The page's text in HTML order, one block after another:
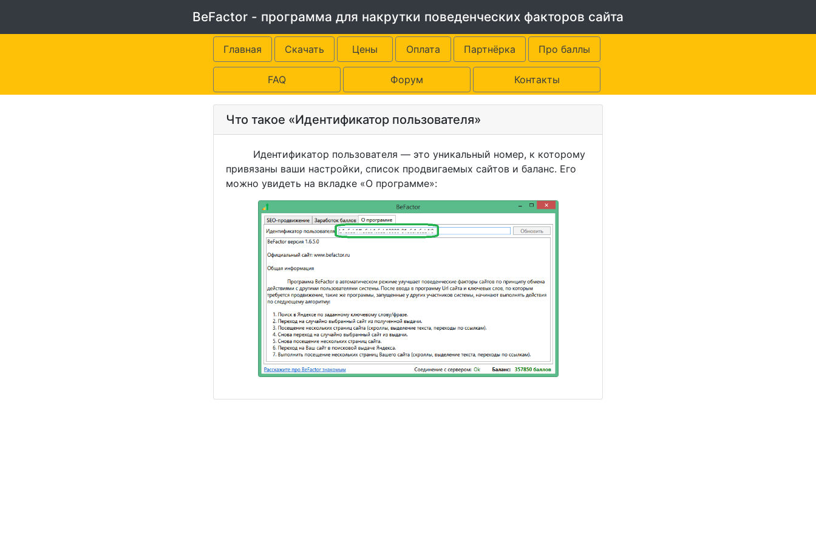
BeFactor - программа для накрутки поведенческих факторов сайта
Главная Скачать Цены Оплата Партнёрка Про баллы
FAQ Форум Контакты
Что такое «Идентификатор пользователя»
Идентификатор пользователя — это уникальный номер, к которому
привязаны ваши настройки, список продвигаемых сайтов и баланс. Его
можно увидеть на вкладке «О программе»: